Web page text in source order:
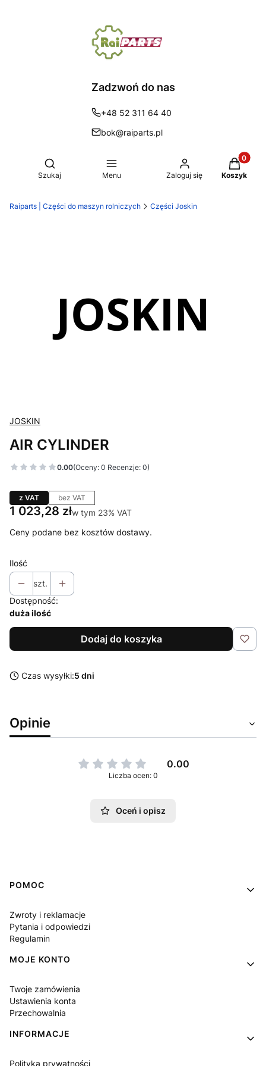
Zadzwoń do nas
+48 52 311 64 40
bok@raiparts.pl
Otwórz wyszukiwarkę
Szukaj Menu Zaloguj się Koszyk
Raiparts | Części do maszyn rolniczych Części Joskin
JOSKIN
AIR CYLINDER
0.00(Oceny: 0 Recenzje: 0)
z VAT bez VAT
Cena
1 023,28 złw tym 23% VAT
w tym 23% VAT
Ceny podane bez kosztów dostawy.
Ilość
szt.
Dostępność:
duża ilość
Dodaj do koszyka
Czas wysyłki:5 dni
Opinie
0.00
Liczba ocen: 0
Oceń i opisz
Linki w stopce
POMOC
Zwroty i reklamacje
Pytania i odpowiedzi
Regulamin
MOJE KONTO
Twoje zamówienia
Ustawienia konta
Przechowalnia
INFORMACJE
Polityka prywatności